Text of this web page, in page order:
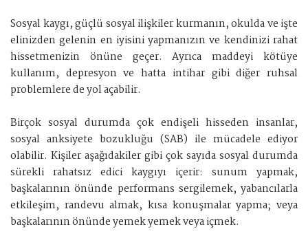
Sosyal kaygı, güçlü sosyal ilişkiler kurmanın, okulda ve işte
elinizden gelenin en iyisini yapmanızın ve kendinizi rahat
hissetmenizin önüne geçer. Ayrıca maddeyi kötüye
kullanım, depresyon ve hatta intihar gibi diğer ruhsal
problemlere de yol açabilir.
Birçok sosyal durumda çok endişeli hisseden insanlar,
sosyal anksiyete bozukluğu (SAB) ile mücadele ediyor
olabilir. Kişiler aşağıdakiler gibi çok sayıda sosyal durumda
sürekli rahatsız edici kaygıyı içerir: sunum yapmak,
başkalarının önünde performans sergilemek, yabancılarla
etkileşim, randevu almak, kısa konuşmalar yapma; veya
başkalarının önünde yemek yemek veya içmek.